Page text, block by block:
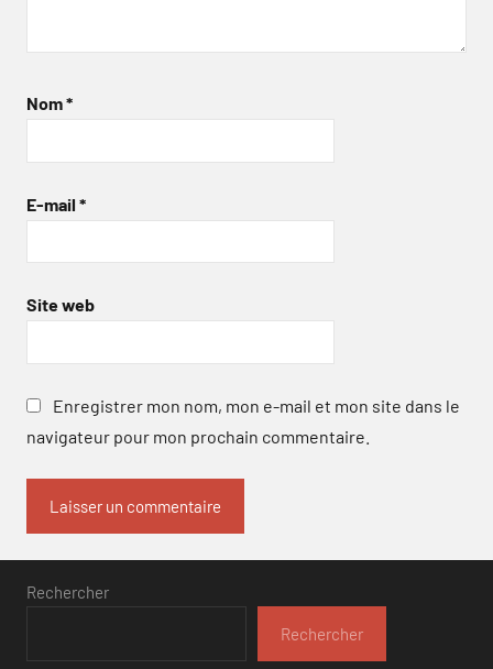
Nom*
E-mail *
Site web
Enregistrer mon nom, mon e-mail et mon site dans le
navigateur pour mon prochain commentaire.
Rechercher
Rechercher